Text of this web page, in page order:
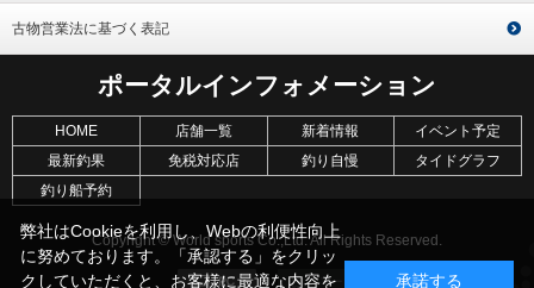
古物営業法に基づく表記
ポータルインフォメーション
HOME 店舗一覧 新着情報
イベント予定
最新釣果
免税対応店 釣り自慢
タイドグラフ
釣り船予約
Copyright © World sports Co.,Ltd. All Rights Reserved.
弊社はCookieを利用し、Webの利便性向上
に努めております。「承認する」をクリッ
クしていただくと、お客様に最適な内容を
承諾する